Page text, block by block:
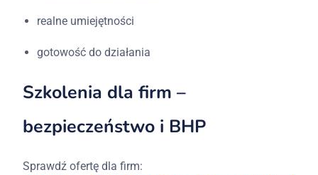
realne umiejętności
gotowość do działania
Szkolenia dla firm –
bezpieczeństwo i BHP
Sprawdź ofertę dla firm: